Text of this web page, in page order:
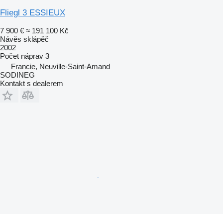
Fliegl 3 ESSIEUX
7 900 € ≈ 191 100 Kč
Návěs sklápěč
2002
Počet náprav 3
Francie, Neuville-Saint-Amand
SODINEG
Kontakt s dealerem